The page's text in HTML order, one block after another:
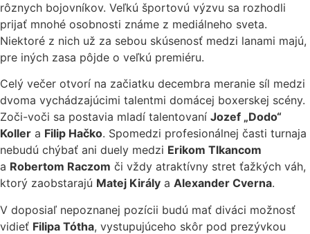
rôznych bojovníkov. Veľkú športovú výzvu sa rozhodli
prijať mnohé osobnosti známe z mediálneho sveta.
Niektoré z nich už za sebou skúsenosť medzi lanami majú,
pre iných zasa pôjde o veľkú premiéru.
Celý večer otvorí na začiatku decembra meranie síl medzi
dvoma vychádzajúcimi talentmi domácej boxerskej scény.
Zoči-voči sa postavia mladí talentovaní Jozef „Dodo“
Koller a Filip Hačko. Spomedzi profesionálnej časti turnaja
nebudú chýbať ani duely medzi Erikom Tlkancom
a Robertom Raczom či vždy atraktívny stret ťažkých váh,
ktorý zaobstarajú Matej Király a Alexander Cverna.
V doposiaľ nepoznanej pozícii budú mať diváci možnosť
vidieť Filipa Tótha, vystupujúceho skôr pod prezývkou